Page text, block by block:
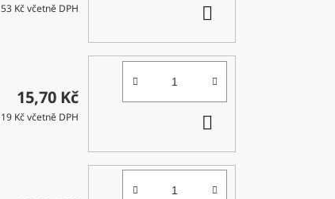
53 Kč včetně DPH
KOŠÍKU
15,70 Kč
19 Kč včetně DPH
KOŠÍKU